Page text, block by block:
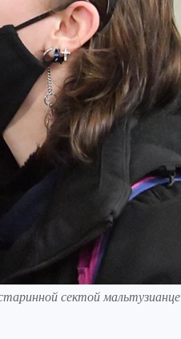
сектой мальтузианце